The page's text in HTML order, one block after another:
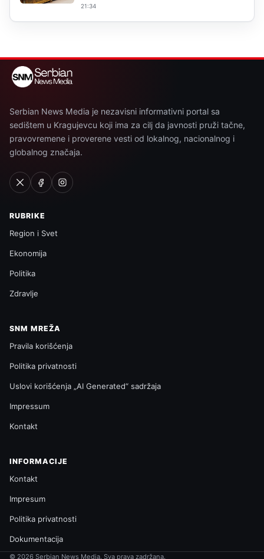
21:34
Serbian News Media je nezavisni informativni portal sa
sedištem u Kragujevcu koji ima za cilj da javnosti pruži tačne,
pravovremene i proverene vesti od lokalnog, nacionalnog i
globalnog značaja.
RUBRIKE
Region i Svet
Ekonomija
Politika
Zdravlje
SNM MREŽA
Pravila korišćenja
Politika privatnosti
Uslovi korišćenja „AI Generated“ sadržaja
Impressum
Kontakt
INFORMACIJE
Kontakt
Impresum
Politika privatnosti
Dokumentacija
© 2026 Serbian News Media. Sva prava zadržana.